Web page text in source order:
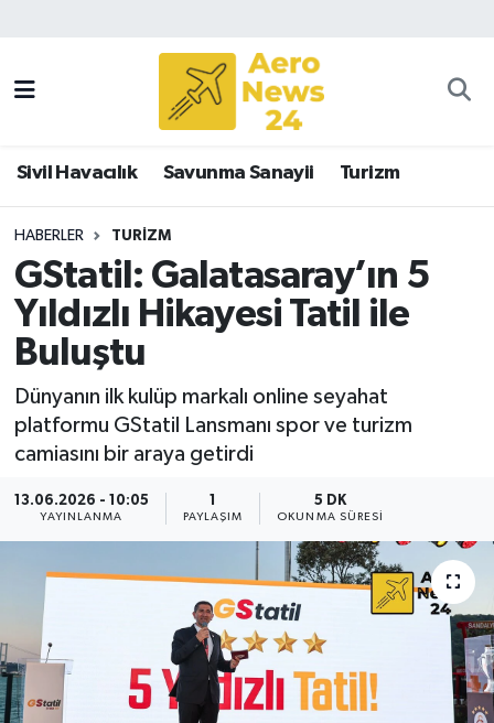
Sivil Havacılık Savunma Sanayii Turizm
HABERLER TURIZM
GStatil: Galatasaray’ın 5
Yıldızlı Hikayesi Tatil ile
Buluştu
Dünyanın ilk kulüp markalı online seyahat
platformu GStatil Lansmanı spor ve turizm
camiasını bir araya getirdi
13.06.2026 - 10:05
YAYINLANMA PAYLAŞIM
5 DK
OKUNMA SÜRESI